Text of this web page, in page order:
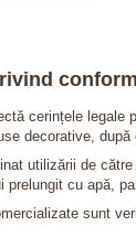
cerințele legale
decorative, după
utilizării de
prelungit cu apă,
sunt